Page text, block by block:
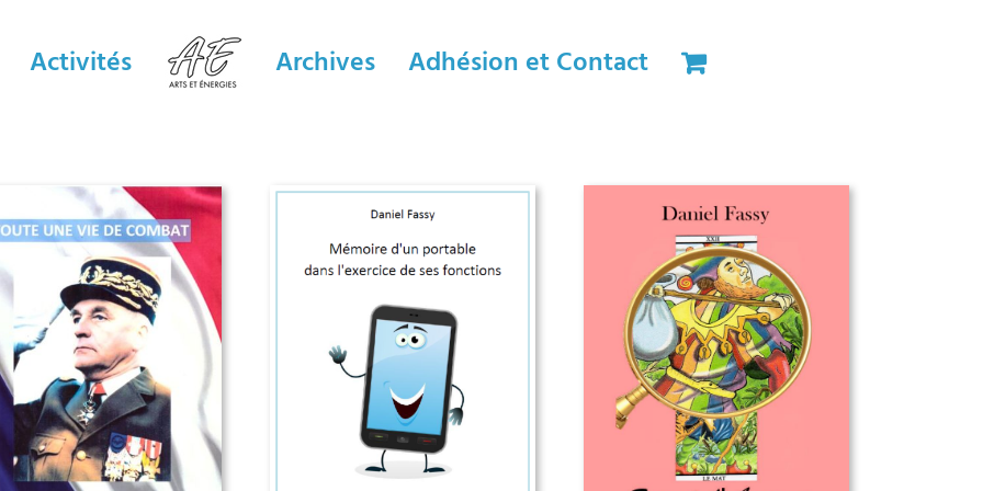
Activités Archives Adhésion et Contact